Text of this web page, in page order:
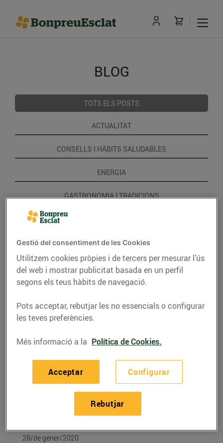
BLOG
TOTS ELS POSTS
ACTUALITAT
CONSELLS I HÀBITS SALUDABLES
ENERGIA
GASTRONOMIA I TRADICIONS
RECEPTES
Recepta de timbal de
quinoa amb espaguetis
vegetals
28/de gener/2020
Gestió del consentiment de les Cookies
Utilitzem cookies pròpies i de tercers per mesurar l’ús
del web i mostrar publicitat basada en un perfil
segons els teus hàbits de navegació.
Pots acceptar, rebutjar les no essencials o configurar
les teves preferències.
Més informació a la Política de Cookies.
Configurar
Rebutjar
Acceptar